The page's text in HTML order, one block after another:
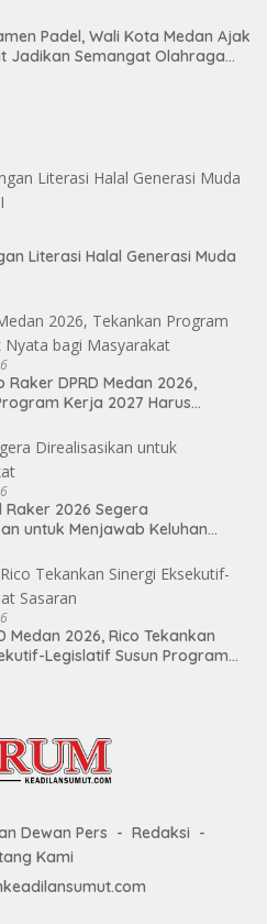
Padel, Wali Kota Medan Ajak
Jadikan Semangat Olahraga
Literasi Halal Generasi Muda
Raker DPRD Medan 2026,
Kerja 2027 Harus
Raker 2026 Segera
untuk Menjawab Keluhan
Medan 2026, Rico Tekankan
Legislatif Susun Program
Dewan Pers
Redaksi
Kami